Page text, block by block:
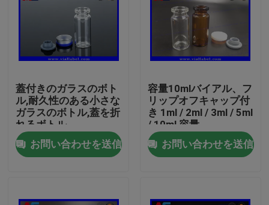
蓋付きのガラスのボト
ル,耐久性のある小さな
ガラスのボトル,蓋を折
れるボトル
お問い合わせを送信
容量10mlバイアル、フ
リップオフキャップ付
き 1ml / 2ml / 3ml / 5ml
/ 10ml 容量
お問い合わせを送信